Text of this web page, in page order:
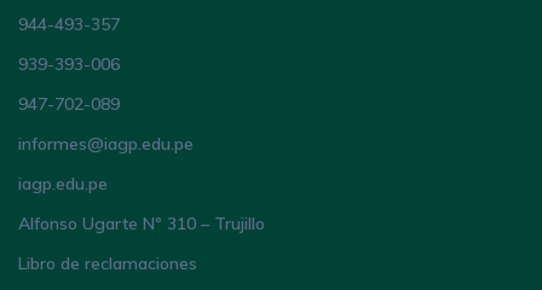
944-493-357
939-393-006
947-702-089
informes@iagp.edu.pe
iagp.edu.pe
Alfonso Ugarte Nº 310 – Trujillo
Libro de reclamaciones